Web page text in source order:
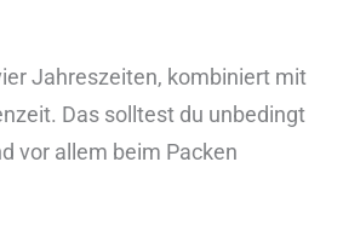
Jahreszeiten, kombiniert mit
Das solltest du unbedingt
vor allem beim Packen